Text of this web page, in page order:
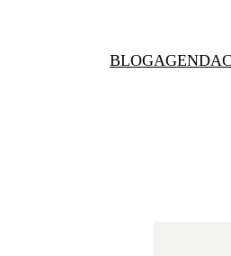
BLOGAGENDA